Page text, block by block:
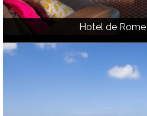
Hotel de Rome